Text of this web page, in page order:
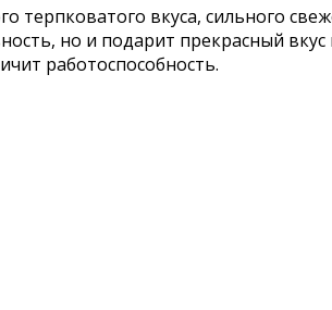
терпковатого вкуса, сильного
но и подарит прекрасный
работоспособность.